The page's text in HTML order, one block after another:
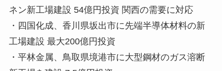
ネン新工場建設 54億円投資 関西の需要に対応
・四国化成、香川県坂出市に先端半導体材料の新
工場建設 最大200億円投資
・平林金属、鳥取県境港市に大型鋼材のガス溶断